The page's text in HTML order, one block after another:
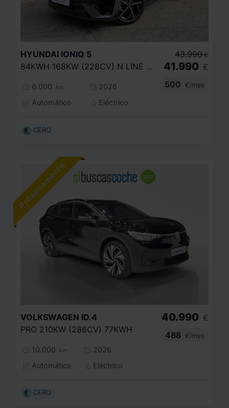
HYUNDAI IONIQ 5
84KWH 168KW (228CV) N LINE RWD
6.000 km
2026
Automático
Eléctrico
43.990 €
41.990 €
500
€/mes
CERO
VOLKSWAGEN ID.4
PRO 210KW (286CV) 77KWH
10.000 km
2026
Automático
Eléctrico
40.990 €
488
€/mes
CERO